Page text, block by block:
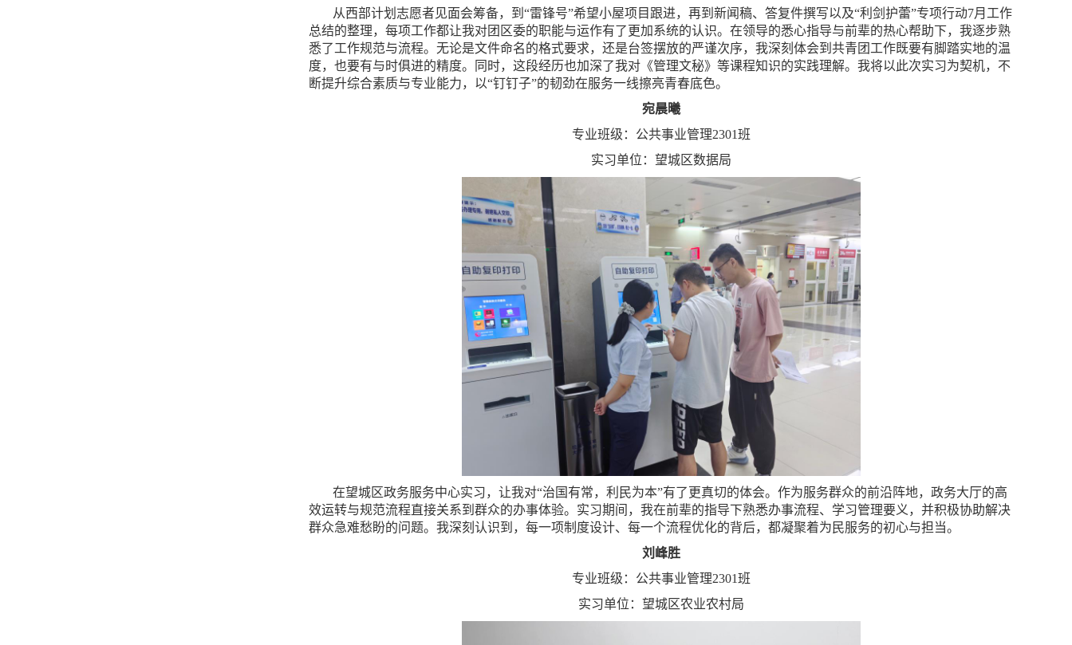
从西部计划志愿者见面会筹备，到“雷锋号”希望小屋项目跟进，再到新闻稿、答复件撰写以及“利剑护蕾”专项行动7月工作
总结的整理，每项工作都让我对团区委的职能与运作有了更加系统的认识。在领导的悉心指导与前辈的热心帮助下，我逐步熟
悉了工作规范与流程。无论是文件命名的格式要求，还是台签摆放的严谨次序，我深刻体会到共青团工作既要有脚踏实地的温
度，也要有与时俱进的精度。同时，这段经历也加深了我对《管理文秘》等课程知识的实践理解。我将以此次实习为契机，不
断提升综合素质与专业能力，以“钉钉子”的韧劲在服务一线擦亮青春底色。
宛晨曦
专业班级：公共事业管理2301班
实习单位：望城区数据局
在望城区政务服务中心实习，让我对“治国有常，利民为本”有了更真切的体会。作为服务群众的前沿阵地，政务大厅的高
效运转与规范流程直接关系到群众的办事体验。实习期间，我在前辈的指导下熟悉办事流程、学习管理要义，并积极协助解决
群众急难愁盼的问题。我深刻认识到，每一项制度设计、每一个流程优化的背后，都凝聚着为民服务的初心与担当。
刘峰胜
专业班级：公共事业管理2301班
实习单位：望城区农业农村局